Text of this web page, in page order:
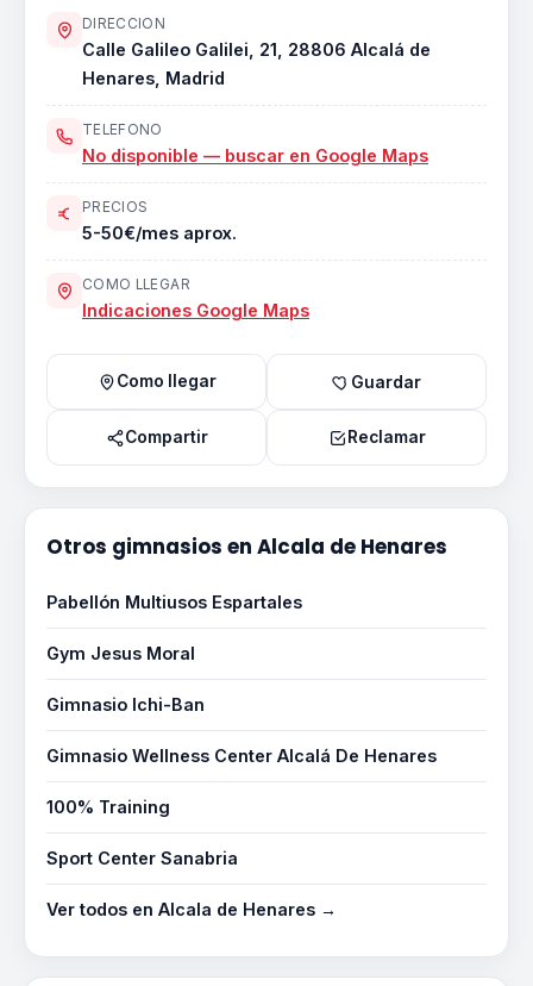
DIRECCION
Calle Galileo Galilei, 21, 28806 Alcalá de
Henares, Madrid
TELEFONO
No disponible — buscar en Google Maps
PRECIOS
5-50€/mes aprox.
COMO LLEGAR
Indicaciones Google Maps
Como llegar Guardar
Compartir Reclamar
Otros gimnasios en Alcala de Henares
Pabellón Multiusos Espartales
Gym Jesus Moral
Gimnasio Ichi-Ban
Gimnasio Wellness Center Alcalá De Henares
100% Training
Sport Center Sanabria
Ver todos en Alcala de Henares →